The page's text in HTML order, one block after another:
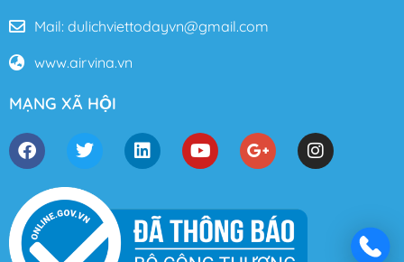
Mail: dulichviettodayvn@gmail.com
www.airvina.vn
MẠNG XÃ HỘI